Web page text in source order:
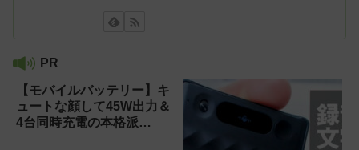
PR
【モバイルバッテリー】キ
ュートな顔して45W出力＆
4台同時充電の本格派